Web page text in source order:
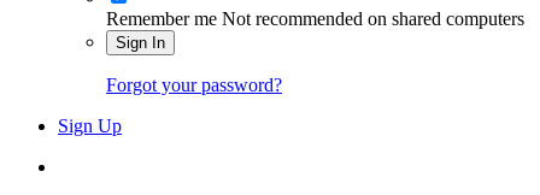
Remember me Not recommended on shared computers
Sign In
Forgot your password?
Sign Up